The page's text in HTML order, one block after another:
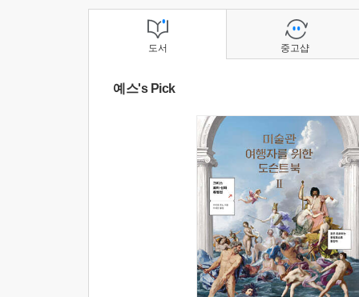
도서
예스's Pick
중고샵